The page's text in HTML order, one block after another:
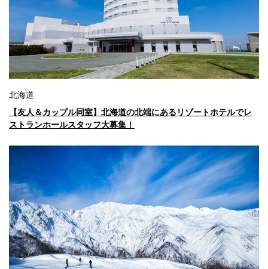
北海道
【友人＆カップル同室】北海道の北端にあるリゾートホテルでレ
ストランホールスタッフ大募集！